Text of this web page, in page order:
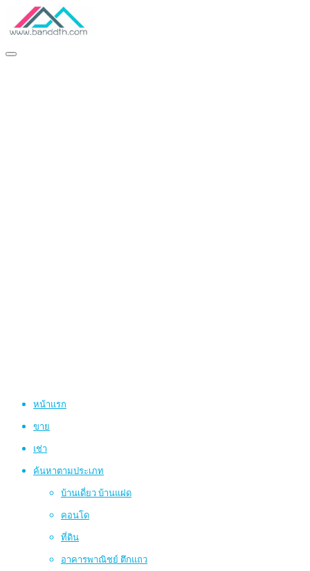
หน้าแรก
ขาย
เช่า
ค้นหาตามประเภท
บ้านเดี่ยว บ้านแฝด
คอนโด
ที่ดิน
อาคารพาณิชย์ ตึกแถว